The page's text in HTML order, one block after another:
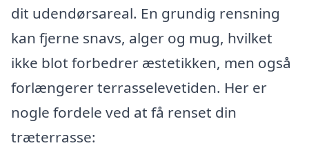
dit udendørsareal. En grundig rensning
kan fjerne snavs, alger og mug, hvilket
ikke blot forbedrer æstetikken, men også
forlængerer terrasselevetiden. Her er
nogle fordele ved at få renset din
træterrasse: